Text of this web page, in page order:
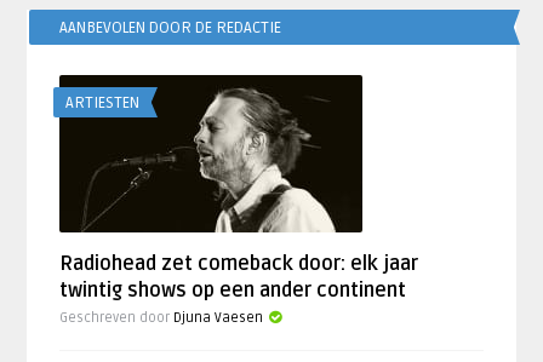
AANBEVOLEN DOOR DE REDACTIE
ARTIESTEN
Radiohead zet comeback door: elk jaar
twintig shows op een ander continent
Geschreven door Djuna Vaesen